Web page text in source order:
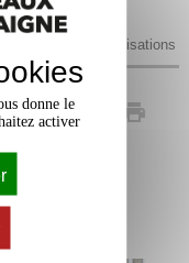
Langues et civilisations
PDF
donne le
activer